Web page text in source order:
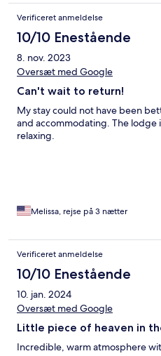
hospedagem. Vários animais
diariamente, nos sentimos
selvagem. SUPER RECOMENDO!
Verificeret anmeldelse
10/10 Enestående
8. nov. 2023
Oversæt med Google
Can't wait to return!
My stay could not have been
and accommodating. The lodge
relaxing.
Melissa, rejse på 3 nætter
Verificeret anmeldelse
10/10 Enestående
10. jan. 2024
Oversæt med Google
Little piece of heaven in
Incredible, warm atmosphere